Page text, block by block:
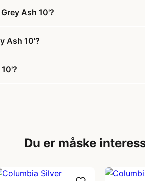
Ash 10'?
Ash 10'?
Du er måske